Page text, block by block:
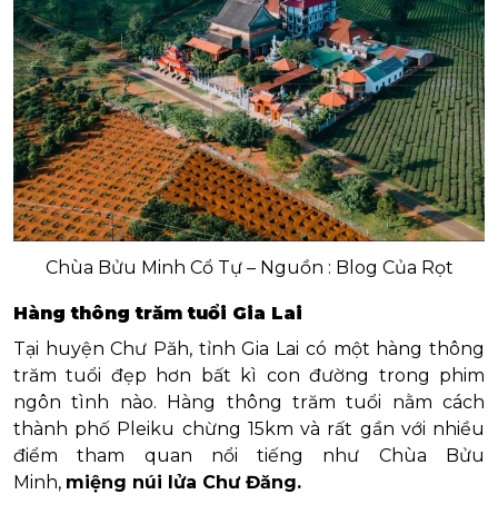
Chùa Bửu Minh Cổ Tự – Nguồn : Blog Của Rọt
Hàng thông trăm tuổi Gia Lai
Tại huyện Chư Păh, tỉnh Gia Lai có một hàng thông
trăm tuổi đẹp hơn bất kì con đường trong phim
ngôn tình nào. Hàng thông trăm tuổi nằm cách
thành phố Pleiku chừng 15km và rất gần với nhiều
điểm tham quan nổi tiếng như Chùa Bửu
Minh, miệng núi lửa Chư Đăng.